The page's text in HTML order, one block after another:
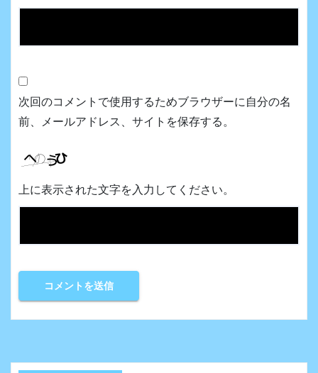
次回のコメントで使用するためブラウザーに自分の名
前、メールアドレス、サイトを保存する。
上に表示された文字を入力してください。